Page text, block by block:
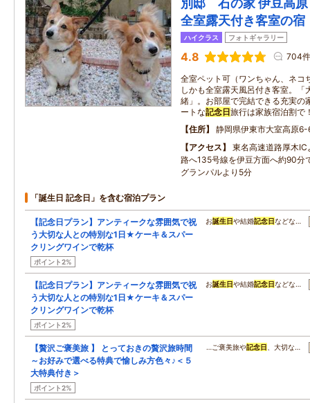
別邸 石の家 伊豆高原
全室露天付き客室の宿
ハイクラス フォトギャラリー
4.8 704件
全室ペット可（ワンちゃん、ネコ
しかも全室露天風呂付き客室。「
緒」。お部屋で完結できる充実の
ートな記念日旅行は家族宿泊割で
住所
静岡県伊東市大室高原
アクセス
東名高速道路厚木
路へ135号線を伊豆方面へ約90分
グランパルより5分
「誕生日 記念日」を含む宿泊プラン
【記念日プラン】アンティークな雰囲気で祝
う大切な人との特別な1日★ケーキ＆スパー
クリングワインで乾杯
ポイント2%
お誕生日や結婚記念日などな…
【記念日プラン】アンティークな雰囲気で祝
う大切な人との特別な1日★ケーキ＆スパー
クリングワインで乾杯
ポイント2%
お誕生日や結婚記念日などな…
【贅沢ご褒美旅 】 とっておきの贅沢旅時間
～お好みで選べる特典で愉しみ方色々♪＜５
大特典付き＞
ポイント2%
…ご褒美旅や記念日 、大切な…